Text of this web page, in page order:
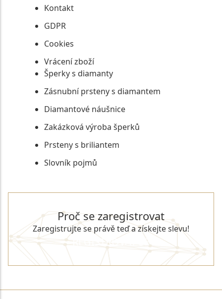
Kontakt
GDPR
Cookies
Vrácení zboží
Šperky s diamanty
Zásnubní prsteny s diamantem
Diamantové náušnice
Zakázková výroba šperků
Prsteny s briliantem
Slovník pojmů
Proč se zaregistrovat
Zaregistrujte se právě teď a získejte slevu!
REGISTROVAT SE